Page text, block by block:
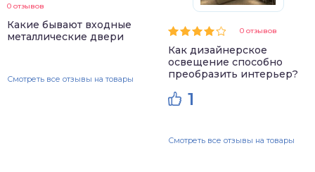
0 отзывов
Какие бывают входные
металлические двери
Смотреть все отзывы на товары
0 отзывов
Как дизайнерское
освещение способно
преобразить интерьер?
1
Смотреть все отзывы на товары